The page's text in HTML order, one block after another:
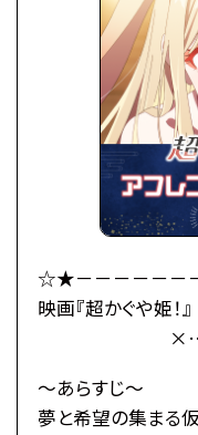
「あなた、もしやか
大きくなったかぐ
かぐやのお願い(わ
イバー活動を手伝
彩葉がプロデュー
イバーとして歌うこ
二人は少しずつ打
かぐやを月へと連れ
っているとも知らず
・公式HP：
☆★－－－－－－
映画『超かぐや姫！』
×
☆★－－－－－－
～あらすじ～
夢と希望の集まる